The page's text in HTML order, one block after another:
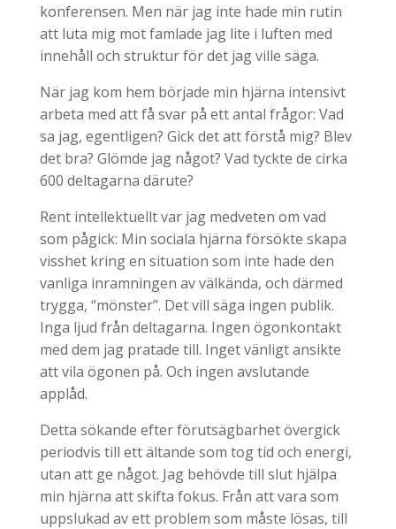
konferensen. Men när jag inte hade min rutin
att luta mig mot famlade jag lite i luften med
innehåll och struktur för det jag ville säga.
När jag kom hem började min hjärna intensivt
arbeta med att få svar på ett antal frågor: Vad
sa jag, egentligen? Gick det att förstå mig? Blev
det bra? Glömde jag något? Vad tyckte de cirka
600 deltagarna därute?
Rent intellektuellt var jag medveten om vad
som pågick: Min sociala hjärna försökte skapa
visshet kring en situation som inte hade den
vanliga inramningen av välkända, och därmed
trygga, “mönster”. Det vill säga ingen publik.
Inga ljud från deltagarna. Ingen ögonkontakt
med dem jag pratade till. Inget vänligt ansikte
att vila ögonen på. Och ingen avslutande
applåd.
Detta sökande efter förutsägbarhet övergick
periodvis till ett ältande som tog tid och energi,
utan att ge något. Jag behövde till slut hjälpa
min hjärna att skifta fokus. Från att vara som
uppslukad av ett problem som måste lösas, till